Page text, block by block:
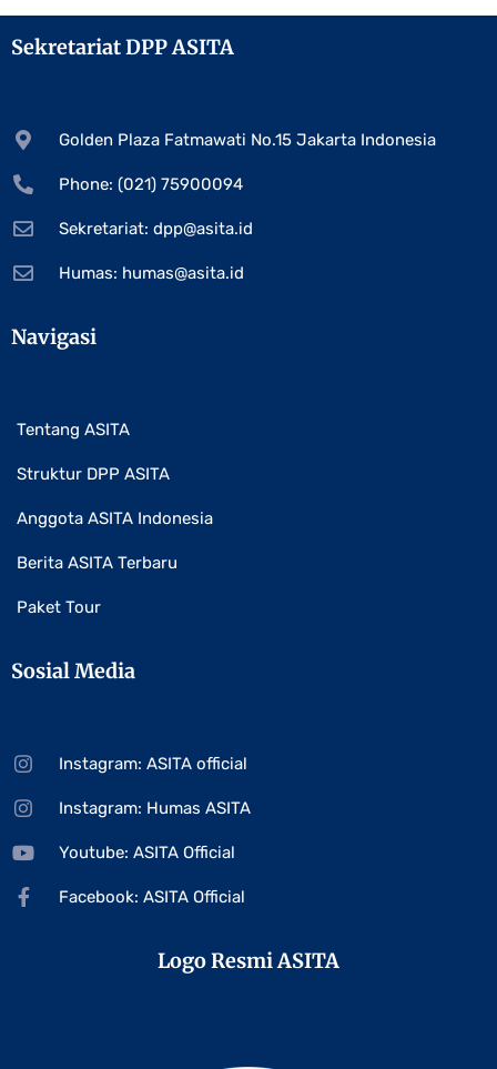
Sekretariat DPP ASITA
Golden Plaza Fatmawati No.15 Jakarta Indonesia
Phone: (021) 75900094
Sekretariat: dpp@asita.id
Humas: humas@asita.id
Navigasi
Tentang ASITA
Struktur DPP ASITA
Anggota ASITA Indonesia
Berita ASITA Terbaru
Paket Tour
Sosial Media
Instagram: ASITA official
Instagram: Humas ASITA
Youtube: ASITA Official
Facebook: ASITA Official
Logo Resmi ASITA